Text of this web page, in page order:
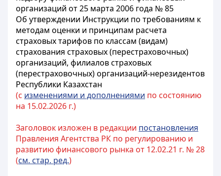
организаций от 25 марта 2006 года № 85
Об утверждении Инструкции по требованиям к
методам оценки и принципам расчета
страховых тарифов по классам (видам)
страхования страховых (перестраховочных)
организаций, филиалов страховых
(перестраховочных) организаций-нерезидентов
Республики Казахстан
(с изменениями и дополнениями по состоянию
на 15.02.2026 г.)
Заголовок изложен в редакции постановления
Правления Агентства РК по регулированию и
развитию финансового рынка от 12.02.21 г. № 28
(см. стар. ред.)